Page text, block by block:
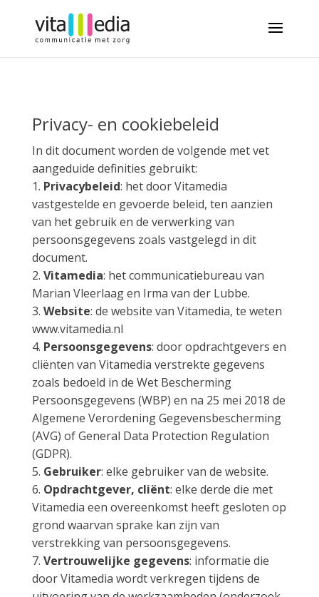
Privacy- en cookiebeleid
In dit document worden de volgende met vet
aangeduide definities gebruikt:
1. Privacybeleid: het door Vitamedia
vastgestelde en gevoerde beleid, ten aanzien
van het gebruik en de verwerking van
persoonsgegevens zoals vastgelegd in dit
document.
2. Vitamedia: het communicatiebureau van
Marian Vleerlaag en Irma van der Lubbe.
3. Website: de website van Vitamedia, te weten
www.vitamedia.nl
4. Persoonsgegevens: door opdrachtgevers en
cliënten van Vitamedia verstrekte gegevens
zoals bedoeld in de Wet Bescherming
Persoonsgegevens (WBP) en na 25 mei 2018 de
Algemene Verordening Gegevensbescherming
(AVG) of General Data Protection Regulation
(GDPR).
5. Gebruiker: elke gebruiker van de website.
6. Opdrachtgever, cliënt: elke derde die met
Vitamedia een overeenkomst heeft gesloten op
grond waarvan sprake kan zijn van
verstrekking van persoonsgegevens.
7. Vertrouwelijke gegevens: informatie die
door Vitamedia wordt verkregen tijdens de